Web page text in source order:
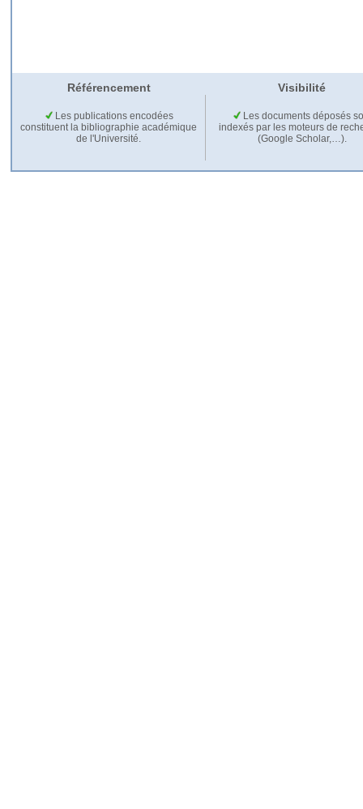
Référencement Visibilité
Les publications encodées
constituent la bibliographie académique
de l'Université.
Les documents déposés
indexés par les moteurs de
(Google Scholar,…).